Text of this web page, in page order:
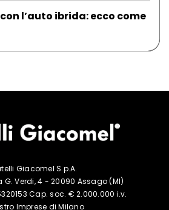
l’auto ibrida: ecco come
Giacomel S.p.A.
G. Verdi, 4 - 20090 Assago (MI)
Cap. soc. € 2.000.000 i.v.
Imprese di Milano